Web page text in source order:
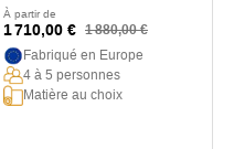
À partir de
1 710,00 € 1 880,00 €
Fabriqué en Europe
4 à 5 personnes
Matière au choix